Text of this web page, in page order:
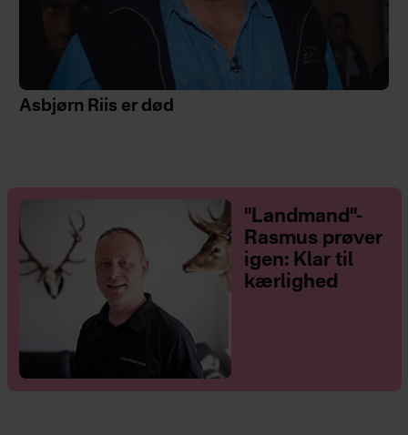
Asbjørn Riis er død
"Landmand"-
Rasmus prøver
igen: Klar til
kærlighed